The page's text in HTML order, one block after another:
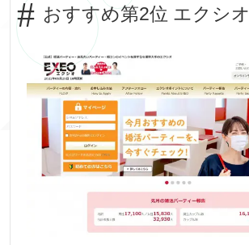
おすすめ第2位 エクシオ